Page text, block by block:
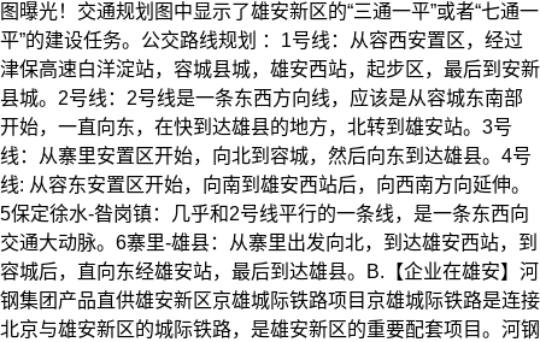
图曝光！ 交通规划图中显示了雄安新区的“三通一平”或者“七通一
平”的建设任务。 公交路线规划 ： 1号线：从容西安置区，经过
津保高速白洋淀站，容城县城，雄安西站，起步区，最后到安新
县城。 2号线：2号线是一条东西方向线，应该是从容城东南部
开始，一直向东，在快到达雄县的地方，北转到雄安站。 3号
线：从寨里安置区开始，向北到容城，然后向东到达雄县。 4号
线: 从容东安置区开始，向南到雄安西站后，向西南方向延伸。
5保定徐水-昝岗镇：几乎和2号线平行的一条线，是一条东西向
交通大动脉。 6寨里-雄县：从寨里出发向北，到达雄安西站，到
容城后，直向东经雄安站，最后到达雄县。
B.【企业在雄安】 河
钢集团产品直供雄安新区京雄城际铁路项目 京雄城际铁路是连接
北京与雄安新区的城际铁路，是雄安新区的重要配套项目。河钢